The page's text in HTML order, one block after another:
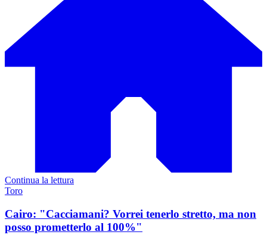
Continua la lettura
Toro
Cairo: "Cacciamani? Vorrei tenerlo stretto, ma non
posso prometterlo al 100%"